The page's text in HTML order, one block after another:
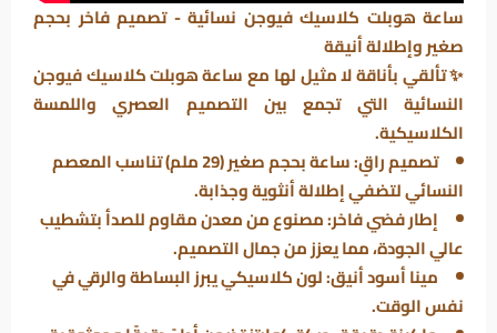
ساعة هوبلت كلاسيك فيوجن نسائية - تصميم فاخر بحجم
صغير وإطلالة أنيقة
✨ تألقي بأناقة لا مثيل لها مع ساعةهوبلت كلاسيك فيوجن
النسائية التي تجمع بين التصميم العصري واللمسة
الكلاسيكية.
تصميم راقٍ:
ساعة بحجم صغير (29 ملم) تناسب المعصم
النسائي لتضفي إطلالة أنثوية وجذابة.
إطار فضي فاخر:مصنوع من معدن مقاوم للصدأ بتشطيب
عالي الجودة، مما يعزز من جمال التصميم.
مينا أسود أنيق:لون كلاسيكي يبرز البساطة والرقي في
نفس الوقت.